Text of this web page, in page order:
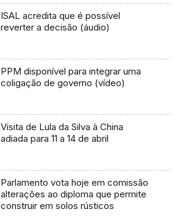
ISAL acredita que é possível
reverter a decisão (áudio)
PPM disponível para integrar uma
coligação de governo (vídeo)
Visita de Lula da Silva à China
adiada para 11 a 14 de abril
Parlamento vota hoje em comissão
alterações ao diploma que permite
construir em solos rústicos